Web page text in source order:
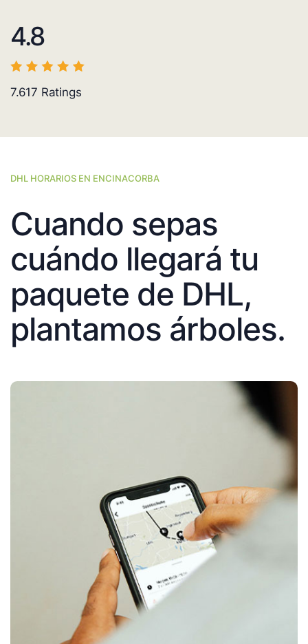
4.8
7.617 Ratings
DHL HORARIOS EN ENCINACORBA
Cuando sepas
cuándo llegará tu
paquete de DHL,
plantamos árboles.